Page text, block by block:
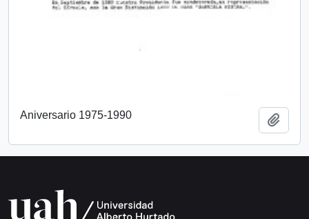
Aniversario 1975-1990